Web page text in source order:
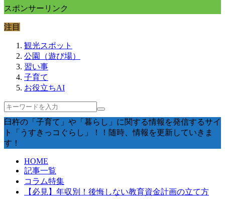
スポンサーリンク
注目
観光スポット
公園（遊び場）
習い事
子育て
お役立ちAI
臼杵の「子育て」や「暮らし」に関する情報を発信するサイ
ト「うすきっコぐらし」！！随時、情報を更新していきま
す！
HOME
記事一覧
コラム特集
【必見】年収別！後悔しない教育資金計画の立て方